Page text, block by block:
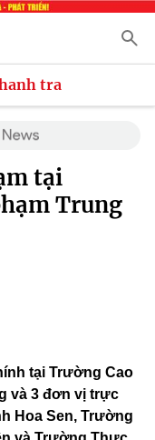
tra
tại
Trung
tại Trường Cao
và 3 đơn vị trực
Hoa Sen, Trường